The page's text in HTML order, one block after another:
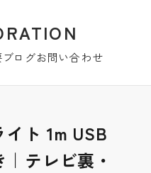
ブログお問い合わせ
ト 1m USB
テレビ裏・